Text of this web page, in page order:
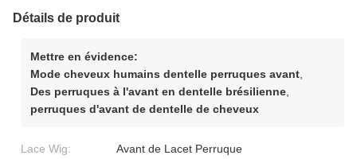
Détails de produit
Mettre en évidence:
Mode cheveux humains dentelle perruques avant
Des perruques à l'avant en dentelle brésilienne
perruques d'avant de dentelle de cheveux
Lace Wig:
Avant de Lacet Perruque